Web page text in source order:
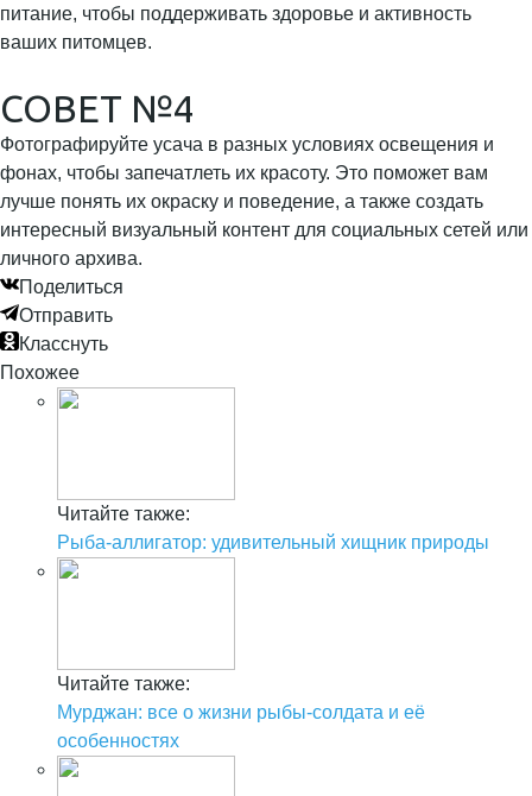
питание, чтобы поддерживать здоровье и активность
ваших питомцев.
СОВЕТ №4
Фотографируйте усача в разных условиях освещения и
фонах, чтобы запечатлеть их красоту. Это поможет вам
лучше понять их окраску и поведение, а также создать
интересный визуальный контент для социальных сетей или
личного архива.
Поделиться
Отправить
Класснуть
Похожее
Читайте также:
Рыба-аллигатор: удивительный хищник природы
Читайте также:
Мурджан: все о жизни рыбы-солдата и её
особенностях